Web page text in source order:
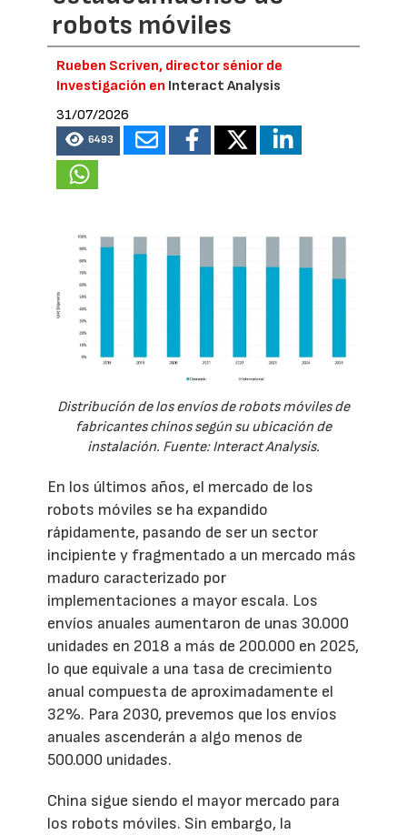
robots móviles
Rueben Scriven, director sénior de
Investigación en Interact Analysis
31/07/2026
6493
Distribución de los envíos de robots móviles de
fabricantes chinos según su ubicación de
instalación. Fuente: Interact Analysis.
En los últimos años, el mercado de los
robots móviles se ha expandido
rápidamente, pasando de ser un sector
incipiente y fragmentado a un mercado más
maduro caracterizado por
implementaciones a mayor escala. Los
envíos anuales aumentaron de unas 30.000
unidades en 2018 a más de 200.000 en 2025,
lo que equivale a una tasa de crecimiento
anual compuesta de aproximadamente el
32%. Para 2030, prevemos que los envíos
anuales ascenderán a algo menos de
500.000 unidades.
China sigue siendo el mayor mercado para
los robots móviles. Sin embargo, la